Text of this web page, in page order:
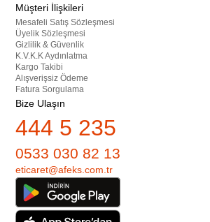
Müşteri İlişkileri
Mesafeli Satış Sözleşmesi
Üyelik Sözleşmesi
Gizlilik & Güvenlik
K.V.K.K Aydınlatma
Kargo Takibi
Alışverişsiz Ödeme
Fatura Sorgulama
Bize Ulaşın
444 5 235
0533 030 82 13
eticaret@afeks.com.tr